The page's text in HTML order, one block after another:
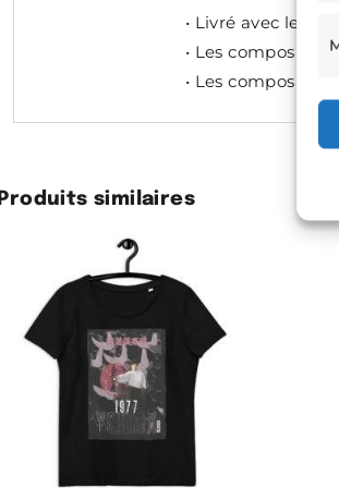
• Livré avec les
• Les
• Les
Produits similaires